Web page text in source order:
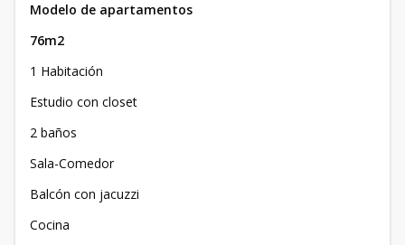
Modelo de apartamentos
76m2
1 Habitación
Estudio con closet
2 baños
Sala-Comedor
Balcón con jacuzzi
Cocina